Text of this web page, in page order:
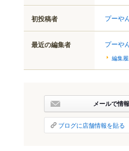
初投稿者 プーや
最近の編集者 プーや
編集
メールで情
ブログに店舗情報を貼る